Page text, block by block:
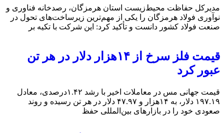
مدیرکل حفاظت محیط‌زیست استان هرمزگان، رصدخانه فناوری و
نوآوری فولاد هرمزگان را یکی از مهم‌ترین زیرساخت‌های تحول در
صنعت فولاد کشور دانست و تأکید کرد: این شرکت با تکیه بر
قیمت فلز سرخ از ۱۴هزار دلار در هر تن
عبور کرد
قیمت جهانی مس در معاملات اخیر با رشد ۱.۴۲درصدی، معادل
۱۹۷.۱۹ دلار، به ۱۴هزار و ۴۷.۹۷ دلار در هر تن رسیده و روند
صعودی خود را در بازارهای بین‌المللی حفظ